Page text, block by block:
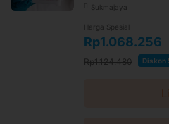
Sukmajaya
Harga Spesial
Rp1.068.256
Rp1.124.480 Diskon